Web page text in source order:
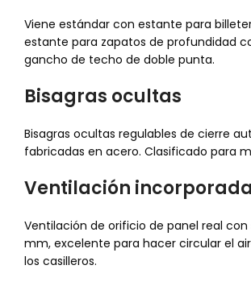
Viene estándar con estante para
estante para zapatos de profundidad
gancho de techo de doble punta.
Bisagras ocultas
Bisagras ocultas regulables de cierre
fabricadas en acero. Clasificado para
Ventilación incorporada
Ventilación de orificio de panel real
mm, excelente para hacer circular el
los casilleros.